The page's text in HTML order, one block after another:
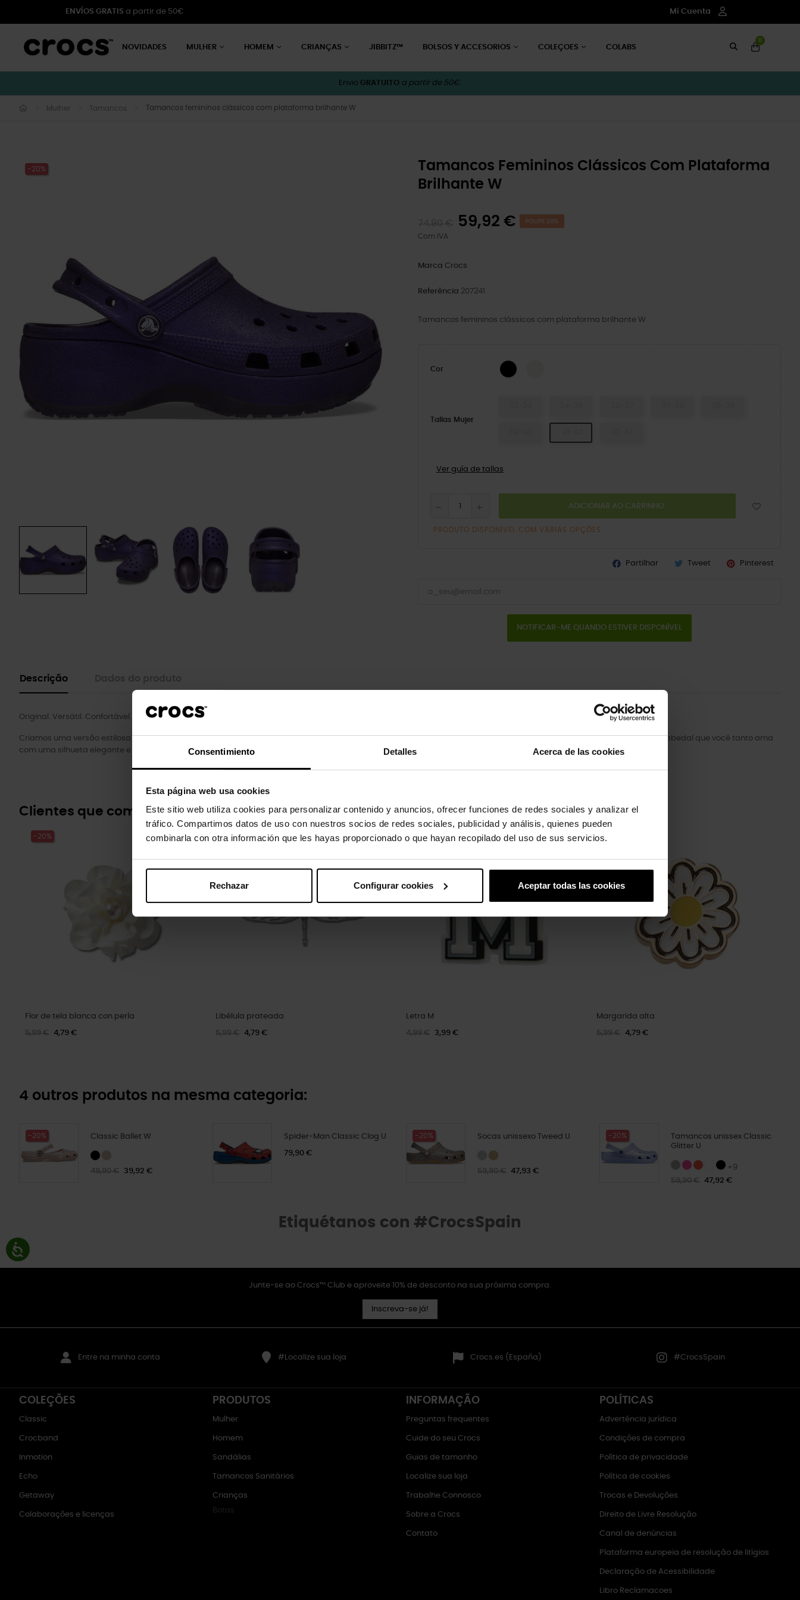
Consentimiento Detalles Acerca de las cookies
Esta página web usa cookies
Este sitio web utiliza cookies para personalizar contenido y anuncios, ofrecer funciones de redes sociales y analizar el
tráfico. Compartimos datos de uso con nuestros socios de redes sociales, publicidad y análisis, quienes pueden
combinarla con otra información que les hayas proporcionado o que hayan recopilado del uso de sus servicios.
Rechazar Configurar cookies Aceptar todas las cookies
ENVÍOS GRATIS a partir de 50€ Mi Cuenta
NOVIDADES MULHER HOMEM CRIANÇAS JIBBITZ™ BOLSOS Y ACCESORIOS COLEÇOES COLABS
0
Envio GRATUITO a partir de 50€.
Mulher Tamancos Tamancos femininos clássicos com plataforma brilhante W
-20%
Tamancos Femininos Clássicos Com Plataforma
Brilhante W
59,92 € POUPE 20%
Com IVA
Marca Crocs
Referência 207241
Tamancos femininos clássicos com plataforma brilhante W
Cor BLACK
Tallas Mujer
Ver guía de tallas
ADICIONAR AO CARRINHO
PRODUTO DISPONÍVEL COM VÁRIAS OPÇÕES
Partilhar Tweet Pinterest
NOTIFICAR-ME QUANDO ESTIVER DISPONÍVEL
Descrição
Original. Versátil. Confortável.
Criamos uma versão estilosa e relevante do nosso ícone clássico para ela. Apresentamos a Plataforma Clássica, com um solado elevado e contornado que sustenta o cabedal que você tanto ama
com uma silhueta elegante e elegante.
Clientes que compraram este produto também compraram:
-20%
Flor de tela blanca con perla
5,99 € 4,79 €
-20%
Libélula prateada
5,99 € 4,79 €
-20%
Letra M
4,99 € 3,99 €
Margarida alta
5,99 € 4,79 €
4 outros produtos na mesma categoria:
-20% Classic Ballet W
49,90 € 39,92 €
Spider-Man Classic Clog U
79,90 €
-20% Socas unissexo Tweed U
59,90 € 47,93 €
-20%
Tamancos unissex Classic
Glitter U
+9
59,90 €
47,92 €
Etiquétanos con #CrocsSpain
Junte-se ao Crocs™ Club e aproveite 10% de desconto na sua próxima compra.
Inscreva-se já!
Entre na minha conta #Localize sua loja Crocs.es (España) #CrocsSpain
COLEÇÕES
Classic
Crocband
Inmotion
Echo
Getaway
Colaborações e licenças
PRODUTOS
Mulher
Homem
Sandálias
Tamancos Sanitários
Crianças
Botas
INFORMAÇÃO
Preguntas frequentes
Cuide do seu Crocs
Guias de tamanho
Localize sua loja
Trabalhe Connosco
Sobre a Crocs
Contato
POLÍTICAS
Advertência jurídica
Condições de compra
Política de privacidade
Política de cookies
Trocas e Devoluções
Direito de Livre Resolução
Canal de denúncias
Plataforma europeia de resolução de litígios
Declaração de Acessibilidade
Libro Reclamacoes